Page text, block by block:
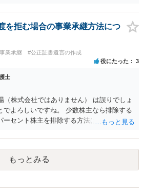
よい」旨を明確に伝えてもらい、委任状の
切って書面で回答を求めることが考えられ
場合には、母親本人の意思能力や真意、兄
含めて、別の弁護士に資料（遺言書案、委
士との連絡履歴、兄とのやり取り等）を
に思います。
いうような分け方をするのか等について
議により決める必要があります）。
を拒む場合の事業承継方法につ
業承継 #公正証書遺言の作成
役にたった 3
士
（株式会社ではありません） は誤りでしょ
でよろしいですね。 少数株主なら排除する
ーセント株主を排除する方法は現実的にあ
させるかしかないでしょう。 また、出資者
めて新たな会社を立ち上げることも考えら
我慢して、社長が没した後に相続人から承
えます。 私見ながらご参考まで。
もっとみる